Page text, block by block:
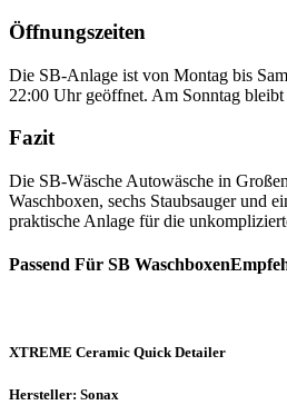
Öffnungszeiten
Die SB-Anlage ist von Montag bis
22:00 Uhr geöffnet. Am Sonntag bleibt
Fazit
Die SB-Wäsche Autowäsche in
Waschboxen, sechs Staubsauger und
praktische Anlage für die
Passend Für SB
XTREME Ceramic Quick Detailer
Hersteller: Sonax